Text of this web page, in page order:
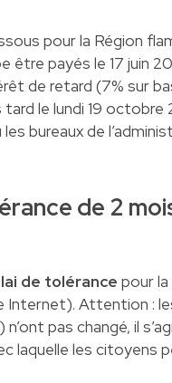
pour la Région
être payés le 17 juin
de retard (7% sur
le lundi 19 octobre
bureaux de
de 2
de tolérance pour
Internet). Attention :
pas changé, il
laquelle les citoyens